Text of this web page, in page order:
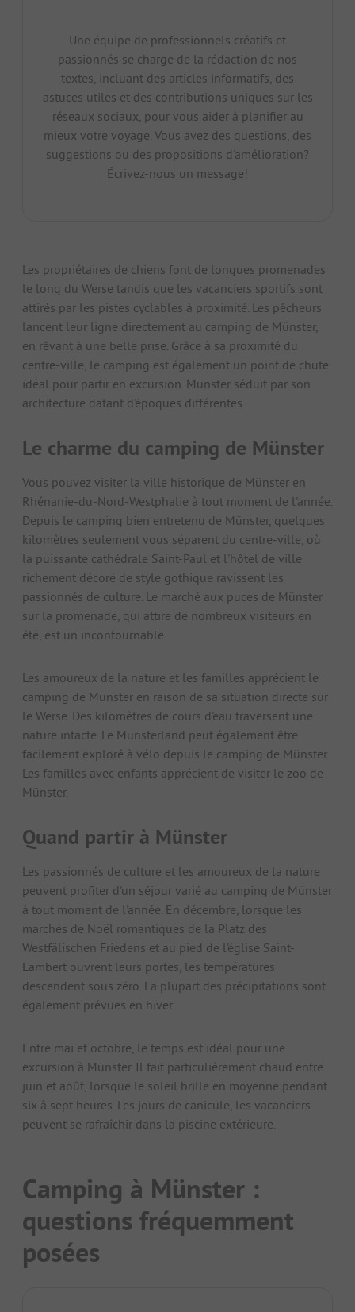
Une équipe de professionnels créatifs et
passionnés se charge de la rédaction de nos
textes, incluant des articles informatifs, des
astuces utiles et des contributions uniques sur les
réseaux sociaux, pour vous aider à planifier au
mieux votre voyage. Vous avez des questions, des
suggestions ou des propositions d'amélioration?
Écrivez-nous un message!
Les propriétaires de chiens font de longues promenades
le long du Werse tandis que les vacanciers sportifs sont
attirés par les pistes cyclables à proximité. Les pêcheurs
lancent leur ligne directement au camping de Münster,
en rêvant à une belle prise. Grâce à sa proximité du
centre-ville, le camping est également un point de chute
idéal pour partir en excursion. Münster séduit par son
architecture datant d'époques différentes.
Le charme du camping de Münster
Vous pouvez visiter la ville historique de Münster en
Rhénanie-du-Nord-Westphalie à tout moment de l'année.
Depuis le camping bien entretenu de Münster, quelques
kilomètres seulement vous séparent du centre-ville, où
la puissante cathédrale Saint-Paul et l'hôtel de ville
richement décoré de style gothique ravissent les
passionnés de culture. Le marché aux puces de Münster
sur la promenade, qui attire de nombreux visiteurs en
été, est un incontournable.
Les amoureux de la nature et les familles apprécient le
camping de Münster en raison de sa situation directe sur
le Werse. Des kilomètres de cours d'eau traversent une
nature intacte. Le Münsterland peut également être
facilement exploré à vélo depuis le camping de Münster.
Les familles avec enfants apprécient de visiter le zoo de
Münster.
Quand partir à Münster
Les passionnés de culture et les amoureux de la nature
peuvent profiter d'un séjour varié au camping de Münster
à tout moment de l'année. En décembre, lorsque les
marchés de Noël romantiques de la Platz des
Westfälischen Friedens et au pied de l'église Saint-
Lambert ouvrent leurs portes, les températures
descendent sous zéro. La plupart des précipitations sont
également prévues en hiver.
Entre mai et octobre, le temps est idéal pour une
excursion à Münster. Il fait particulièrement chaud entre
juin et août, lorsque le soleil brille en moyenne pendant
six à sept heures. Les jours de canicule, les vacanciers
peuvent se rafraîchir dans la piscine extérieure.
Camping à Münster :
questions fréquemment
posées